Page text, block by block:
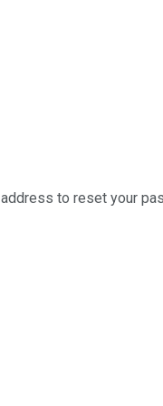
to reset your